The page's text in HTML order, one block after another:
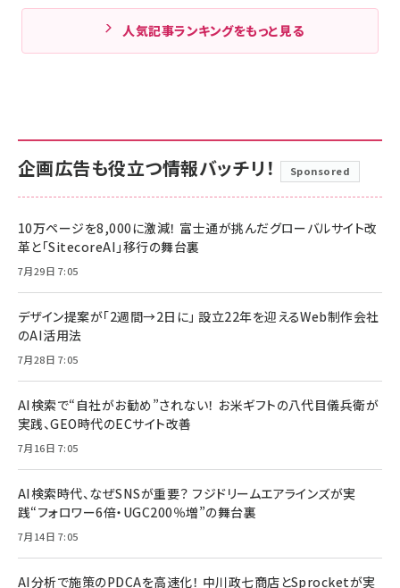
人気記事ランキングをもっと見る
企画広告も役立つ情報バッチリ！ Sponsored
10万ページを8,000に激減！ 富士通が挑んだグローバルサイト改
革と「SitecoreAI」移行の舞台裏
7月29日 7:05
デザイン提案が「2週間→2日に」 設立22年を迎えるWeb制作会社
のAI活用法
7月28日 7:05
AI検索で“自社がお勧め”されない！ お米ギフトの八代目儀兵衛が
実践、GEO時代のECサイト改善
7月16日 7:05
AI検索時代、なぜSNSが重要？ フジドリームエアラインズが実
践“フォロワー6倍・UGC200％増”の舞台裏
7月14日 7:05
AI分析で施策のPDCAを高速化！ 中川政七商店とSprocketが実